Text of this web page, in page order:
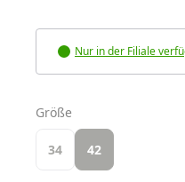
Nur in der Filiale
Größe
34 42